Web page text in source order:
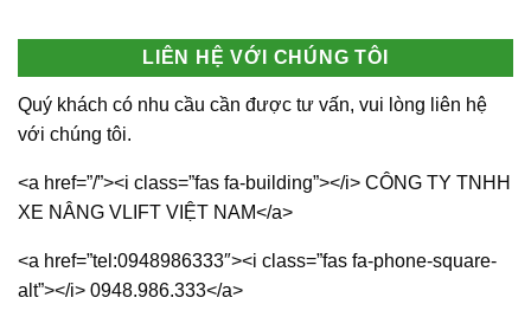
LIÊN HỆ VỚI CHÚNG TÔI
Quý khách có nhu cầu cần được tư vấn, vui lòng liên hệ
với chúng tôi.
<a href=”/”><i class=”fas fa-building”></i> CÔNG TY TNHH
XE NÂNG VLIFT VIỆT NAM</a>
<a href=”tel:0948986333″><i class=”fas fa-phone-square-
alt”></i> 0948.986.333</a>